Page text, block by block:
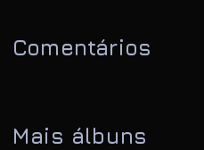
Mais álbuns
Comentários